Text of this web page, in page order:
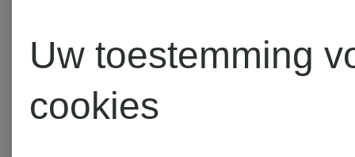
LUNATICA
Uw toestemming
cookies